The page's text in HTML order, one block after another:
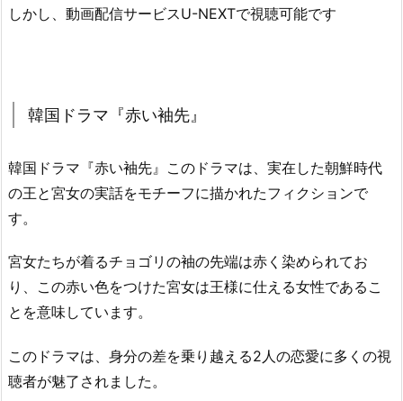
しかし、動画配信サービスU-NEXTで視聴可能です
韓国ドラマ『赤い袖先』
韓国ドラマ『赤い袖先』このドラマは、実在した朝鮮時代
の王と宮女の実話をモチーフに描かれたフィクションで
す。
宮女たちが着るチョゴリの袖の先端は赤く染められてお
り、この赤い色をつけた宮女は王様に仕える女性であるこ
とを意味しています。
このドラマは、身分の差を乗り越える2人の恋愛に多くの視
聴者が魅了されました。